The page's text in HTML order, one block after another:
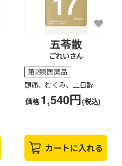
五苓散
ごれいさん
第2類医薬品
頭痛、むくみ、二日酔
価格1,540円(税込)
カートに入れる